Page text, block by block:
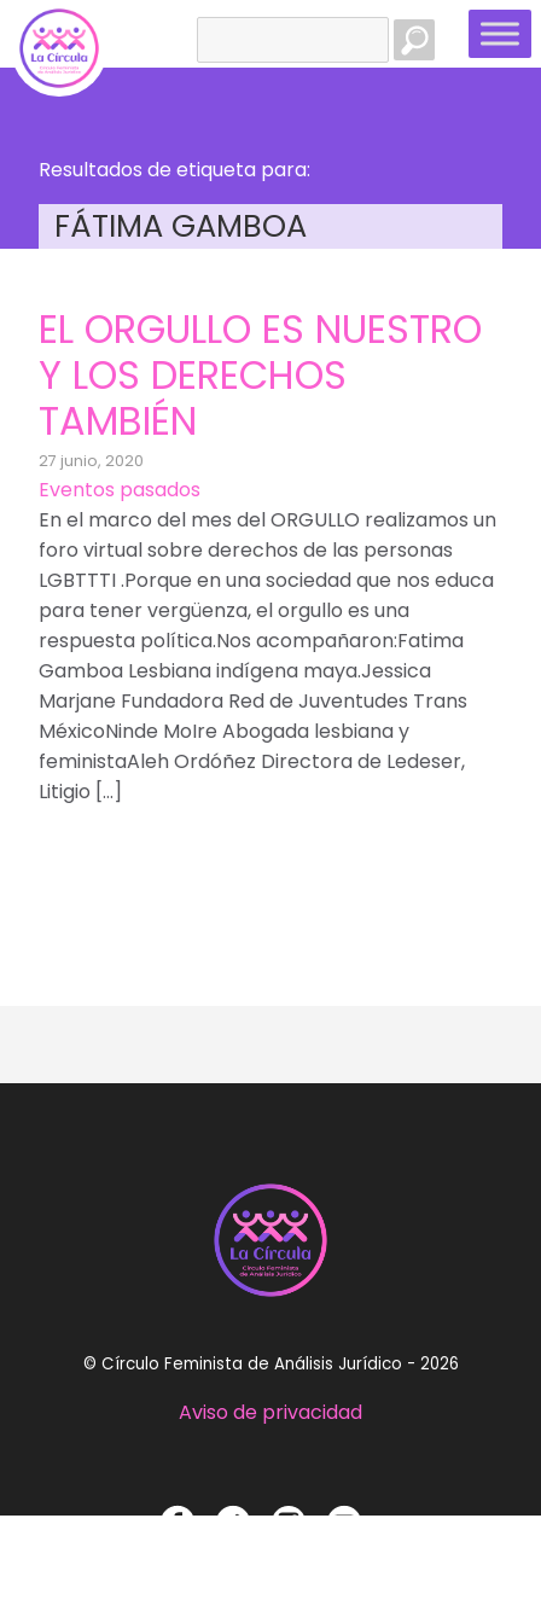
Resultados de etiqueta para:
FÁTIMA GAMBOA
EL ORGULLO ES NUESTRO
Y LOS DERECHOS
TAMBIÉN
27 junio, 2020
Eventos pasados
En el marco del mes del ORGULLO realizamos un
foro virtual sobre derechos de las personas
LGBTTTI .Porque en una sociedad que nos educa
para tener vergüenza, el orgullo es una
respuesta política.Nos acompañaron:Fatima
Gamboa Lesbiana indígena maya.Jessica
Marjane Fundadora Red de Juventudes Trans
MéxicoNinde MoIre Abogada lesbiana y
feministaAleh Ordóñez Directora de Ledeser,
Litigio […]
© Círculo Feminista de Análisis Jurídico - 2026
Aviso de privacidad